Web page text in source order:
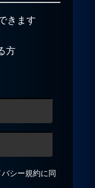
きます
方
バシー規約に同